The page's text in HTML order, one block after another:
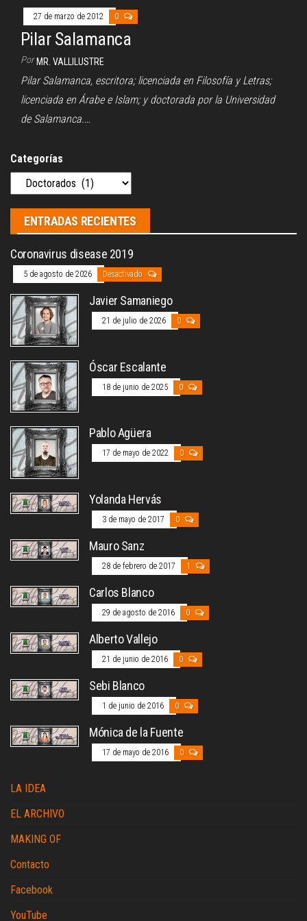
27 de marzo de 2012 0
Pilar Salamanca
Por MR. VALLILUSTRE
Pilar Salamanca, escritora; licenciada en Filosofía y Letras;
licenciada en Árabe e Islam; y doctorada por la Universidad
de Salamanca.…
Categorías
ENTRADAS RECIENTES
Coronavirus disease 2019
5 de agosto de 2026 Desactivado
Javier Samaniego
21 de julio de 2026 0
Óscar Escalante
18 de junio de 2025 0
Pablo Agüera
17 de mayo de 2022 0
Yolanda Hervás
3 de mayo de 2017 0
Mauro Sanz
28 de febrero de 2017 1
Carlos Blanco
29 de agosto de 2016 0
Alberto Vallejo
21 de junio de 2016 0
Sebi Blanco
1 de junio de 2016 0
Mónica de la Fuente
17 de mayo de 2016 0
LA IDEA
EL ARCHIVO
MAKING OF
Contacto
Facebook
YouTube